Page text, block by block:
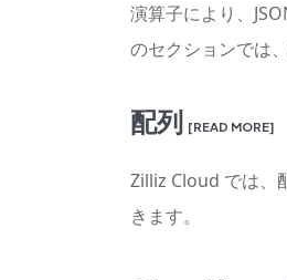
演算子により、
のセクションでは
配列 [READ MORE]
Zilliz Cloud では、
きます。